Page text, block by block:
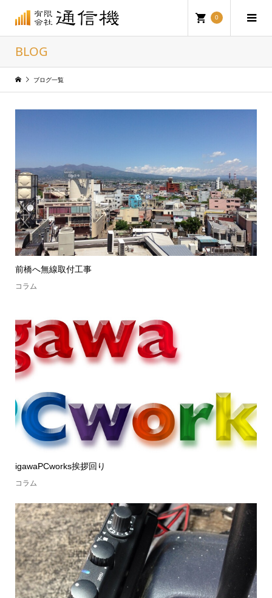
0
BLOG
ブログ一覧
前橋へ無線取付工事
コラム
igawaPCworks挨拶回り
コラム